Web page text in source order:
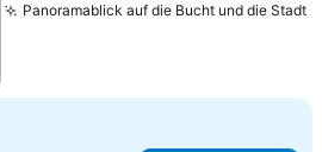
Panoramablick auf die Bucht und die Stadt